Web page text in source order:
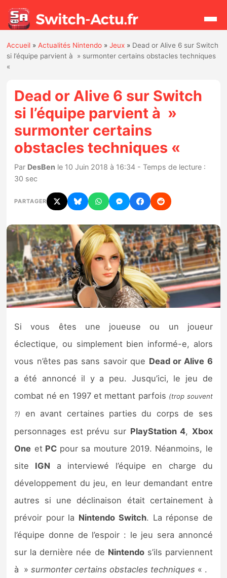
Rechercher
Actualités
Jeux
Hardware
Mises à jour
Chiffres de ventes
Rumeurs
Nintendo Direct
Tests et previews
Tests de jeux
Tests d’accessoires
Autres tests
Previews
Précommandes
Précommandes jeux Switch 2
Sorties de jeux
Bons plans
Guides
Accueil »Actualités Nintendo »Jeux » Dead or Alive 6 sur Switch
si l’équipe parvient à » surmonter certains obstacles techniques
«
Dead or Alive 6 sur Switch
si l’équipe parvient à »
surmonter certains
obstacles techniques «
Par DesBen le 10 Juin 2018 à 16:34 - Temps de lecture :
30 sec
PARTAGER
Si vous êtes une joueuse ou un joueur
éclectique, ou simplement bien informé-e, alors
vous n’êtes pas sans savoir que Dead or Alive 6
a été annoncé il y a peu. Jusqu’ici, le jeu de
combat né en 1997 et mettant parfois (trop souvent
?)
en avant certaines parties du corps de ses
personnages est prévu sur PlayStation 4, Xbox
One etPCpour sa mouture 2019. Néanmoins, le
site IGN a interviewé l’équipe en charge du
développement du jeu, en leur demandant entre
autres si une déclinaison était certainement à
prévoir pour la Nintendo Switch. La réponse de
l’équipe donne de l’espoir : le jeu sera annoncé
sur la dernière née de Nintendos’ils parviennent
à »surmonter certains obstacles techniques « .